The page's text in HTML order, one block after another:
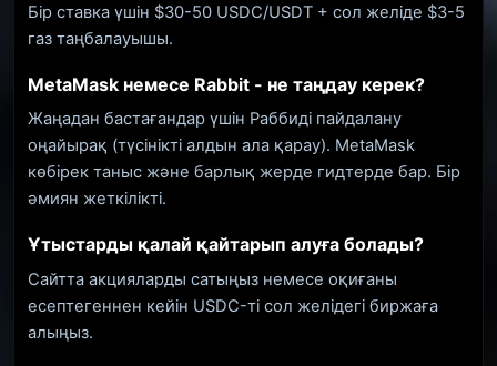
Бір ставка үшін $30-50 USDC/USDT + сол желіде $3-5
газ таңбалауышы.
MetaMask немесе Rabbit - не таңдау керек?
Жаңадан бастағандар үшін Раббиді пайдалану
оңайырақ (түсінікті алдын ала қарау). MetaMask
көбірек таныс және барлық жерде гидтерде бар. Бір
әмиян жеткілікті.
Ұтыстарды қалай қайтарып алуға болады?
Сайтта акцияларды сатыңыз немесе оқиғаны
есептегеннен кейін USDC-ті сол желідегі биржаға
алыңыз.